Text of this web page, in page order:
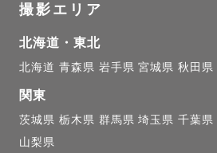
撮影エリア
北海道・東北
北海道 青森県 岩手県 宮城県 秋田県
関東
茨城県 栃木県 群馬県 埼玉県 千葉県
山梨県